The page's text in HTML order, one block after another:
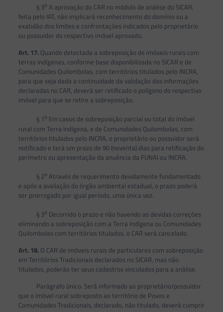
§ 3o A aprovação do CAR no módulo de análise do SICAR,
feita pelo IAT, não implicará reconhecimento do domínio ou a
exatidão dos limites e confrontações indicados pelo proprietário
ou possuidor do respectivo imóvel aprovado.
Art. 17.Quando detectada a sobreposição de imóveis rurais com
terras indígenas, conforme base disponibilizada no SICAR e de
Comunidades Quilombolas, com territórios titulados pelo INCRA,
para que seja dada a continuidade da validação das informações
declaradas no CAR, deverá ser retificado o polígono do respectivo
imóvel para que se retire a sobreposição.
§ 1o Em casos de sobreposição parcial ou total do imóvel
rural com Terra Indígena, e de Comunidades Quilombolas, com
territórios titulados pelo INCRA, o proprietário ou possuidor será
notificado e terá um prazo de 90 (noventa) dias para retificação do
perímetro ou apresentação da anuência da FUNAI ou INCRA.
§ 2o Através de requerimento devidamente fundamentado
e após a avaliação do órgão ambiental estadual, o prazo poderá
ser prorrogado por igual período, uma única vez.
§ 3o Decorrido o prazo e não havendo as devidas correções
eliminando a sobreposição com a Terra Indígena ou Comunidades
Quilombolas com territórios titulados, o CAR será cancelado.
Art. 18.O CAR de imóveis rurais de particulares com sobreposição
em Territórios Tradicionais declarados no SICAR, mas não
titulados, poderão ter seus cadastros vinculados para a análise.
Parágrafo único. Será informado ao proprietário/possuidor
que o imóvel rural sobreposto ao território de Povos e
Comunidades Tradicionais, declarado, não titulado, deverá cumprir